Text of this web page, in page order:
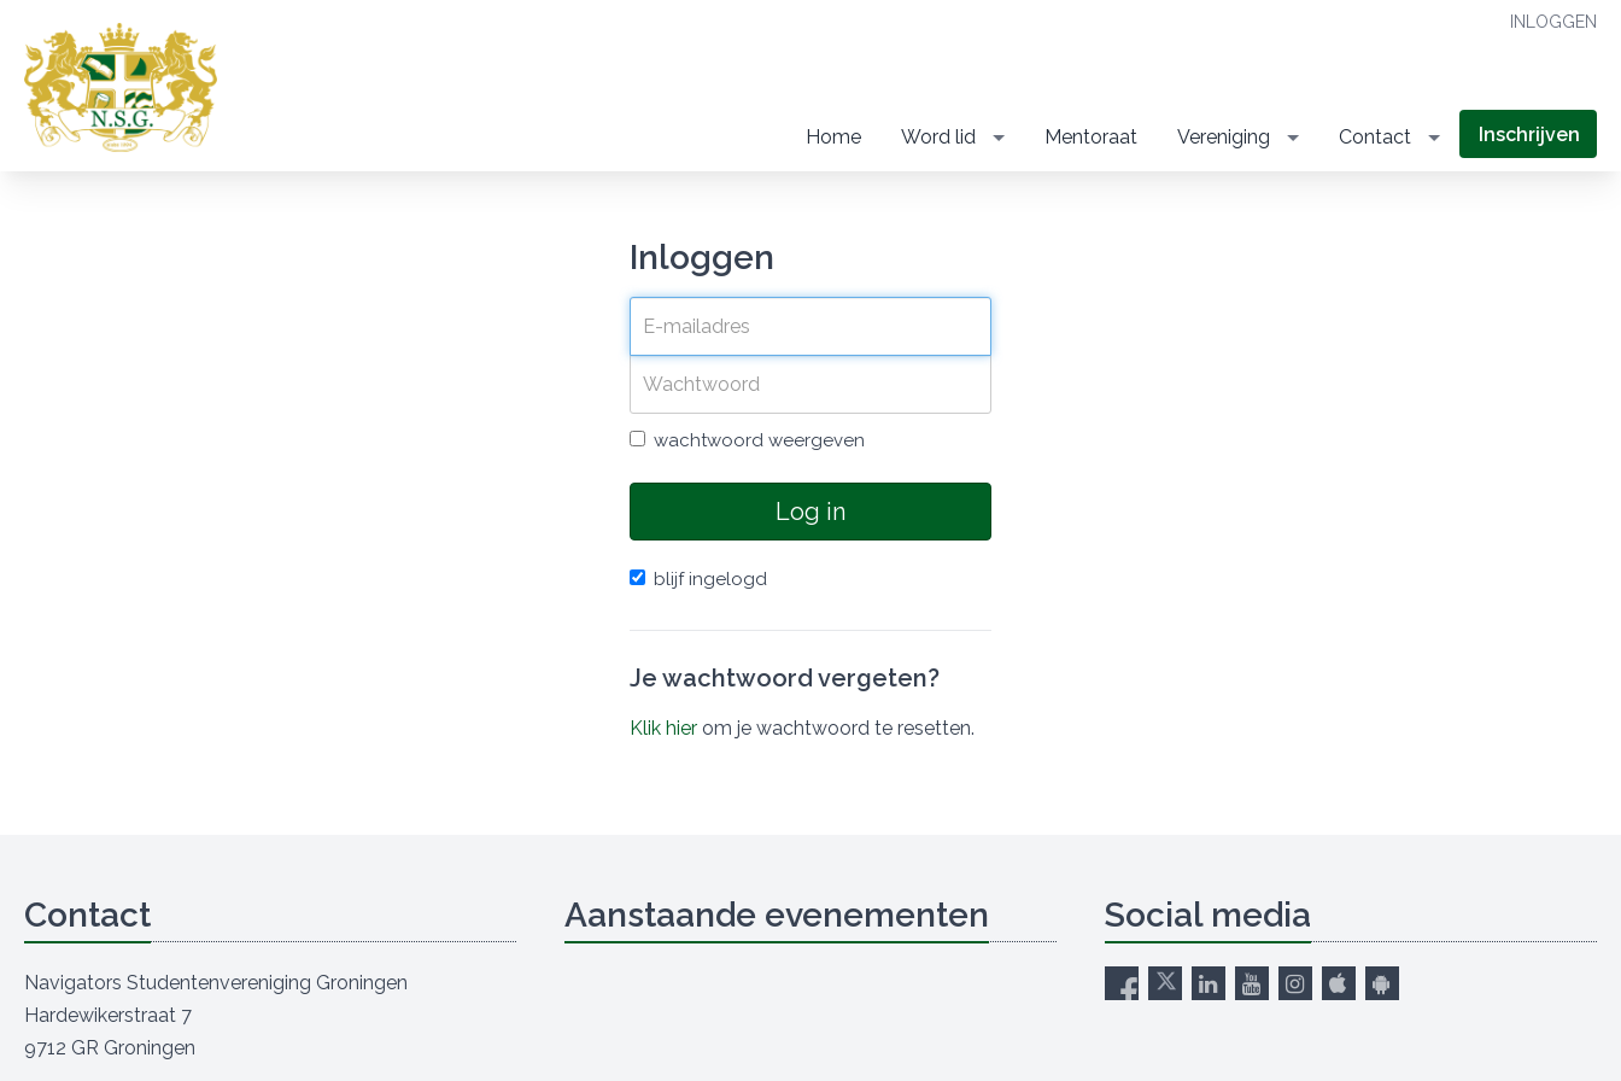
INLOGGEN
Home Word lid Mentoraat Vereniging Contact Inschrijven
Inloggen
wachtwoord weergeven
Log in
blijf ingelogd
Je wachtwoord vergeten?
Klik hier om je wachtwoord te resetten.
Contact
Navigators Studentenvereniging Groningen
Hardewikerstraat 7
9712 GR Groningen
Aanstaande evenementen Social media